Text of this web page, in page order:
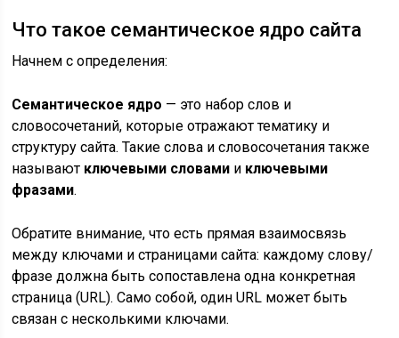
Что такое семантическое ядро сайта
Начнем с определения:
Семантическое ядро — это набор слов и
словосочетаний, которые отражают тематику и
структуру сайта. Такие слова и словосочетания также
называют ключевыми словами и ключевыми
фразами.
Обратите внимание, что есть прямая взаимосвязь
между ключами и страницами сайта: каждому слову/
фразе должна быть сопоставлена одна конкретная
страница (URL). Само собой, один URL может быть
связан с несколькими ключами.